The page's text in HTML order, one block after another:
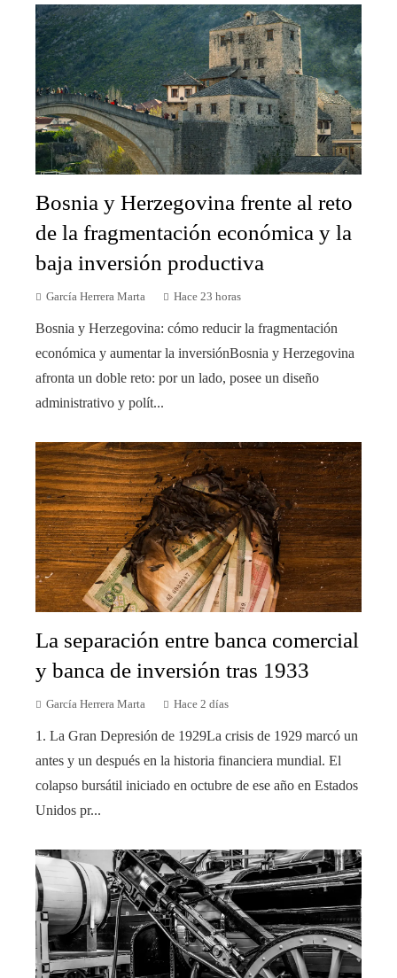
Bosnia y Herzegovina frente al reto
de la fragmentación económica y la
baja inversión productiva
García Herrera Marta Hace 23 horas
Bosnia y Herzegovina: cómo reducir la fragmentación
económica y aumentar la inversiónBosnia y Herzegovina
afronta un doble reto: por un lado, posee un diseño
administrativo y polít...
La separación entre banca comercial
y banca de inversión tras 1933
García Herrera Marta Hace 2 días
1. La Gran Depresión de 1929La crisis de 1929 marcó un
antes y un después en la historia financiera mundial. El
colapso bursátil iniciado en octubre de ese año en Estados
Unidos pr...